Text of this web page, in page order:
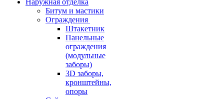
Наружная отделка
Битум и мастики
Ограждения
Штакетник
Панельные
ограждения
(модульные
заборы)
3D заборы,
кронштейны,
опоры